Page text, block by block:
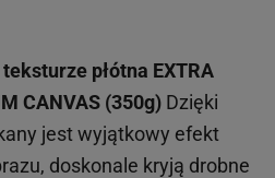
teksturze płótna EXTRA
CANVAS (350g) Dzięki
jest wyjątkowy efekt
doskonale kryją drobne